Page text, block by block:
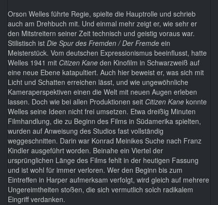
Orson Welles führte Regie, spielte die Hauptrolle und schrieb
auch am Drehbuch mit. Und einmal mehr zeigt er, wie sehr er
den Mitstreitern seiner Zeit technisch und geistig voraus war.
Stilistisch ist Die Spur des Fremden / Der Fremde ein
Meisterstück. Vom deutschen Expressionismus beeinflusst, hatte
Welles 1941 mit Citizen Kane den Kinofilm in Schwarzweiß auf
eine neue Ebene katapultiert. Auch hier beweist er, was sich mit
Licht und Schatten erreichen lässt, und wie ungewöhnliche
Kameraperspektiven einen die Welt mit neuen Augen erleben
lassen. Doch wie bei allen Produktionen seit Citizen Kane konnte
Welles seine Ideen nicht frei umsetzen. Etwa dreißig Minuten
Filmhandlung, die zu Beginn des Films in Südamerika spielten,
wurden auf Anweisung des Studios fast vollständig
weggeschnitten. Darin war Konrad Meinikes Suche nach Franz
Kindler ausgeführt worden. Beinahe ein Viertel der
ursprünglichen Länge des Films fehlt in der heutigen Fassung
und ist wohl für immer verloren. Wer den Beginn bis zum
Eintreffen in Harper aufmerksam verfolgt, wird gleich auf mehrere
Ungereimtheiten stoßen, die sich vermutlich solch radikalem
Eingriff verdanken.